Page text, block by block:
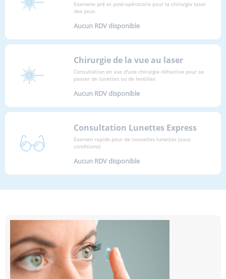
Examens pré et post-opératoire pour la chirurgie laser
des yeux
Aucun RDV disponible
Chirurgie de la vue au laser
Consultation en vue d'une chirurgie réfractive pour se
passer de lunettes ou de lentilles
Aucun RDV disponible
Consultation Lunettes Express
Examen rapide pour de nouvelles lunettes (sous
conditions)
Aucun RDV disponible